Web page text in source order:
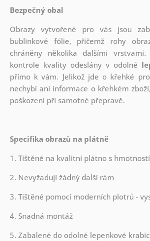
Bezpečný obal
Obrazy vytvořené pro vás jsou
bublinkové fólie, přičemž rohy
chráněny několika dalšími vrstvami.
kontrole kvality odeslány v odolné
přímo k vám. Jelikož jde o křehké
nechybí ani informace o křehkém
poškození při samotné přepravě.
Specifika obrazů na plátně
1. Tištěné na kvalitní plátno s
2. Nevyžadují žádný další rám
3. Tištěné pomocí moderních plotrů -
4. Snadná montáž
5. Zabalené do odolné lepenkové